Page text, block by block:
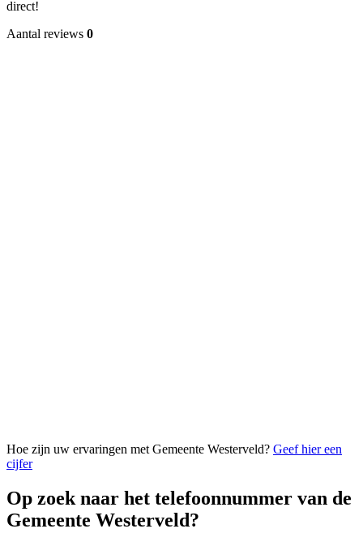
direct!
Aantal reviews 0
Hoe zijn uw ervaringen met Gemeente Westerveld? Geef hier een
cijfer
Op zoek naar het telefoonnummer van de
Gemeente Westerveld?